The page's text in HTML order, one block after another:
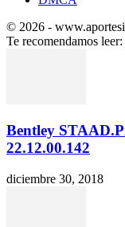
© 2026 -
Te recomendamos leer:
Bentley
22.12.00.142
diciembre 30, 2018